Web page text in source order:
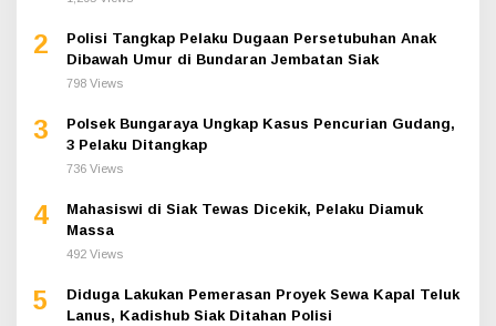
2
Polisi Tangkap Pelaku Dugaan Persetubuhan Anak
Dibawah Umur di Bundaran Jembatan Siak
798 Views
3
Polsek Bungaraya Ungkap Kasus Pencurian Gudang,
3 Pelaku Ditangkap
736 Views
4
Mahasiswi di Siak Tewas Dicekik, Pelaku Diamuk
Massa
492 Views
5
Diduga Lakukan Pemerasan Proyek Sewa Kapal Teluk
Lanus, Kadishub Siak Ditahan Polisi